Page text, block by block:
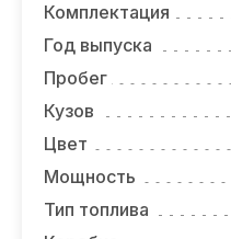
ОТЗЫВЫ
ВАКАНСИИ
О КОМПАНИИ
КОНТАКТЫ
Комплектация
Год выпуска
Пробег
Кузов
Цвет
Мощность
Тип топлива